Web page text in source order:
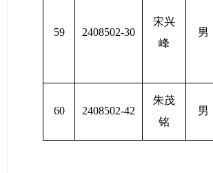
59 2408502-30
宋兴
峰
男
60 2408502-42
朱茂
铭
男